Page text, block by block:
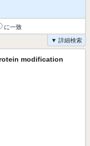
に一致
▼ 詳細検索
modification